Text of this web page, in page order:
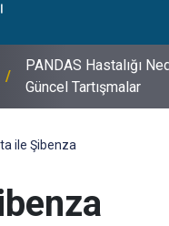
10 Mayıs Psikologlar
ile Şibenza